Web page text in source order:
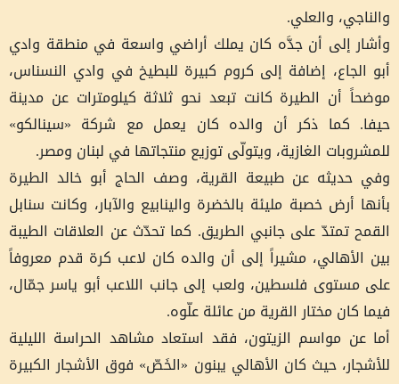
والناجي، والعلي.
وأشار إلى أن جدَّه كان يملك أراضي واسعة في منطقة وادي
أبو الجاع، إضافة إلى كروم كبيرة للبطيخ في وادي النسناس،
موضحاً أن الطيرة كانت تبعد نحو ثلاثة كيلومترات عن مدينة
حيفا. كما ذكر أن والده كان يعمل مع شركة «سينالكو»
للمشروبات الغازية، ويتولّى توزيع منتجاتها في لبنان ومصر.
وفي حديثه عن طبيعة القرية، وصف الحاج أبو خالد الطيرة
بأنها أرض خصبة مليئة بالخضرة والينابيع والآبار، وكانت سنابل
القمح تمتدّ على جانبي الطريق. كما تحدّث عن العلاقات الطيبة
بين الأهالي، مشيراً إلى أن والده كان لاعب كرة قدم معروفاً
على مستوى فلسطين، ولعب إلى جانب اللاعب أبو ياسر جمّال،
فيما كان مختار القرية من عائلة علّوه.
أما عن مواسم الزيتون، فقد استعاد مشاهد الحراسة الليلية
للأشجار، حيث كان الأهالي يبنون «الخَصّ» فوق الأشجار الكبيرة